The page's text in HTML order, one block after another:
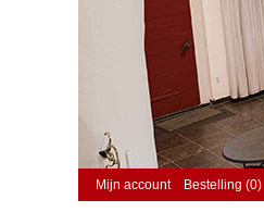
Mijn account Bestelling (0)